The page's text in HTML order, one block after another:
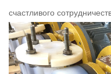
счастливого